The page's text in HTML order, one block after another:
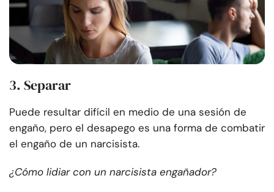
3. Separar
Puede resultar difícil en medio de una sesión de
engaño, pero el desapego es una forma de combatir
el engaño de un narcisista.
¿Cómo lidiar con un narcisista engañador?